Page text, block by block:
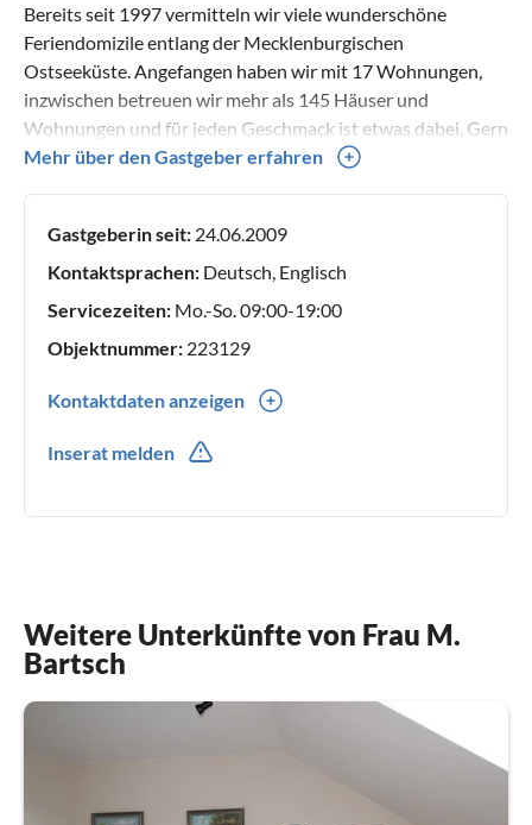
Bereits seit 1997 vermitteln wir viele wunderschöne
Feriendomizile entlang der Mecklenburgischen
Ostseeküste. Angefangen haben wir mit 17 Wohnungen,
inzwischen betreuen wir mehr als 145 Häuser und
Wohnungen und für jeden Geschmack ist etwas dabei. Gern
beraten wir Sie persönlich entsprechend Ihren Wünschen.
Mehr über den Gastgeber erfahren
Gastgeberin seit: 24.06.2009
Kontaktsprachen: Deutsch, Englisch
Servicezeiten: Mo.-So. 09:00-19:00
Objektnummer: 223129
Kontaktdaten anzeigen
Inserat melden
Weitere Unterkünfte von Frau M.
Bartsch